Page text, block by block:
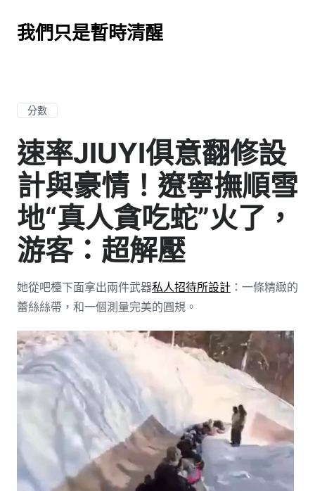
我們只是暫時清醒
分數
速率JIUYI俱意翻修設
計與豪情！遼寧撫順雪
地“真人貪吃蛇”火了，
游客：超解壓
她從吧檯下面拿出兩件武器私人招待所設計：一條精緻的
蕾絲絲帶，和一個測量完美的圓規。